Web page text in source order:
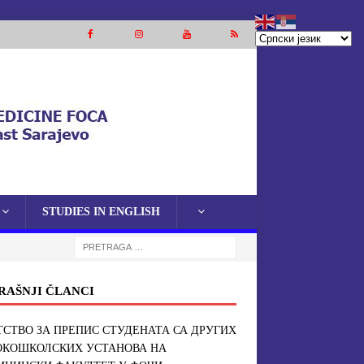
STUDIES IN ENGLISH
ČLANCI
ЗА ПРЕПИС СТУДЕНАТА СА ДРУГИХ
УСТАНОВА НА